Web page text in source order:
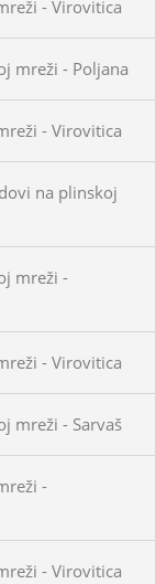
- Virovitica
mreži - Poljana
- Virovitica
na plinskoj
mreži -
- Virovitica
mreži - Sarvaš
-
- Virovitica